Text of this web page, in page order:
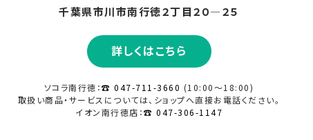
千葉県市川市南行徳２丁目２０―２５
詳しくはこちら
ソコラ南行徳：☎ 047-711-3660 (10:00～18:00)
取扱い商品・サービスについては、ショップへ直接お電話ください。
イオン南行徳店：☎ 047-306-1147